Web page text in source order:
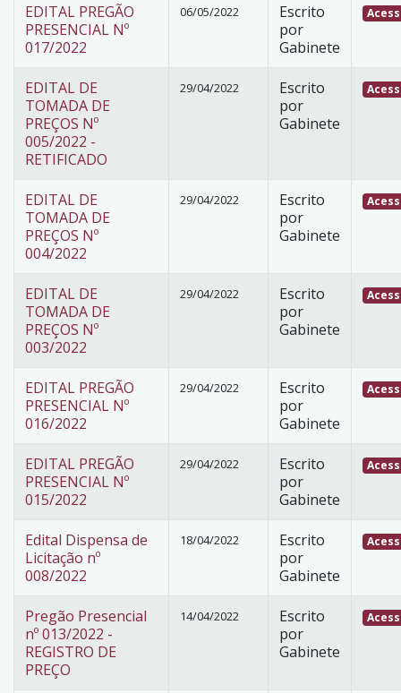
EDITAL PREGÃO
PRESENCIAL Nº
017/2022
06/05/2022
Escrito
por
Gabinete
EDITAL DE
TOMADA DE
PREÇOS Nº
005/2022 -
RETIFICADO
29/04/2022
Escrito
por
Gabinete
EDITAL DE
TOMADA DE
PREÇOS Nº
004/2022
29/04/2022
Escrito
por
Gabinete
EDITAL DE
TOMADA DE
PREÇOS Nº
003/2022
29/04/2022
Escrito
por
Gabinete
EDITAL PREGÃO
PRESENCIAL Nº
016/2022
29/04/2022
Escrito
por
Gabinete
EDITAL PREGÃO
PRESENCIAL Nº
015/2022
29/04/2022
Escrito
por
Gabinete
Edital Dispensa de
Licitação nº
008/2022
18/04/2022
Escrito
por
Gabinete
Pregão Presencial
nº 013/2022 -
REGISTRO DE
PREÇO
14/04/2022
Escrito
por
Gabinete